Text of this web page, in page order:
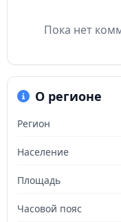
Пока нет
О регионе
Регион
Население
Площадь
Часовой пояс